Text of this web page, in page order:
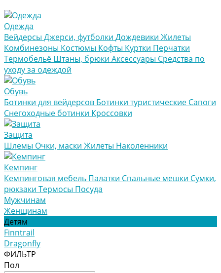
Одежда
Вейдерсы Джерси, футболки Дождевики Жилеты
Комбинезоны Костюмы Кофты Куртки Перчатки
Термобельё Штаны, брюки Аксессуары Средства по
уходу за одеждой
Обувь
Ботинки для вейдерсов Ботинки туристические Сапоги
Снегоходные ботинки Кроссовки
Защита
Шлемы Очки, маски Жилеты Наколенники
Кемпинг
Кемпинговая мебель Палатки Спальные мешки Сумки,
рюкзаки Термосы Посуда
Мужчинам
Женщинам
Детям
Finntrail
Dragonfly
ФИЛЬТР
Пол